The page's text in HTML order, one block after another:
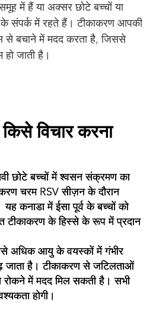
में हैं या अक्सर छोटे बच्चों या
के संपर्क में रहते हैं। टीकाकरण आपकी
से बचाने में मदद करता है, जिससे
हो जाती है।
विचार करना
छोटे बच्चों में श्वसन संक्रमण का
चरम RSV सीज़न के दौरान
कनाडा में ईसा पूर्व के बच्चों को
टीकाकरण के हिस्से के रूप में प्रदान
अधिक आयु के वयस्कों में गंभीर
जाता है। टीकाकरण से जटिलताओं
रोकने में मदद मिल सकती है। सभी
होगी।